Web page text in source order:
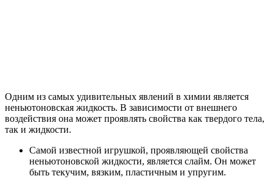
Одним из самых удивительных явлений в химии является
неньютоновская жидкость. В зависимости от внешнего
воздействия она может проявлять свойства как твердого тела,
так и жидкости.
Самой известной игрушкой, проявляющей свойства
неньютоновской жидкости, является слайм. Он может
быть текучим, вязким, пластичным и упругим.